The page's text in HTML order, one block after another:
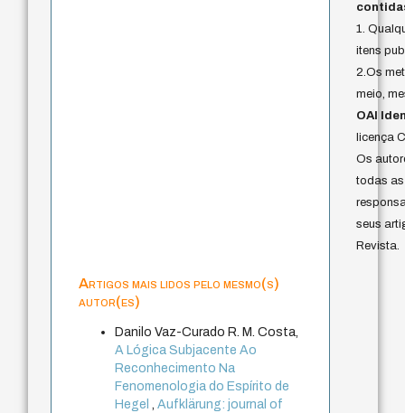
1.
itens
2.Os
meio,
OAI
licença
Os
todas as
seus
Revista.
Artigos mais lidos pelo mesmo(s)
autor(es)
Danilo Vaz-Curado R. M. Costa,
A Lógica Subjacente Ao
Reconhecimento Na
Fenomenologia do Espírito de
Hegel,Aufklärung: journal of